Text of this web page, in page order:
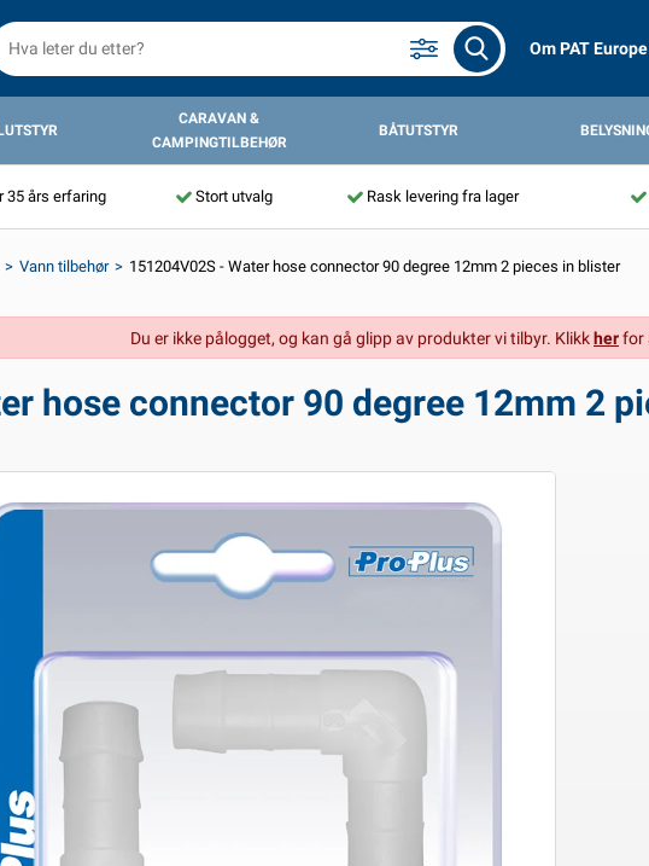
Om PAT Europe
CARAVAN &
CAMPINGTILBEHØR
BÅTUTSTYR
35 års erfaring Stort utvalg Rask levering fra lager
Vann tilbehør 151204V02S - Water hose connector 90 degree 12mm 2 pieces in blister
Du er ikke pålogget, og kan gå glipp av produkter vi tilbyr. Klikkherfor
hose connector 90 degree 12mm 2